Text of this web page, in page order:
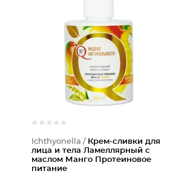
Ichthyonella / Крем-сливки для
лица и тела Ламеллярный с
маслом Манго Протеиновое
питание